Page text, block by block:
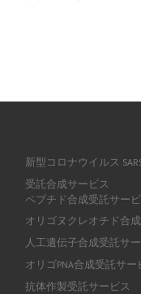
新型コロナウイルス
受託合成サービス
ペプチド合成受託サービ
オリゴヌクレオチド合
人工遺伝子合成受託サ
オリゴPNA合成受託サー
抗体作製受託サービス